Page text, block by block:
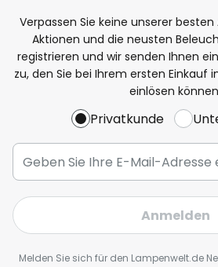
Verpassen Sie keine unserer
Aktionen und die neusten
registrieren und wir senden Ihnen
zu, den Sie bei Ihrem ersten Einkauf
einlösen
Privatkunde
Anmelden
Melden Sie sich für den Lampenwelt.de